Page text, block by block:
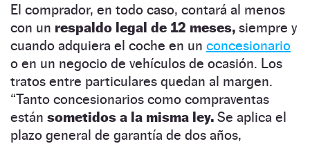
El comprador, en todo caso, contará al menos
con un respaldo legal de 12 meses, siempre y
cuando adquiera el coche en un concesionario
o en un negocio de vehículos de ocasión. Los
tratos entre particulares quedan al margen.
“Tanto concesionarios como compraventas
están sometidos a la misma ley. Se aplica el
plazo general de garantía de dos años,